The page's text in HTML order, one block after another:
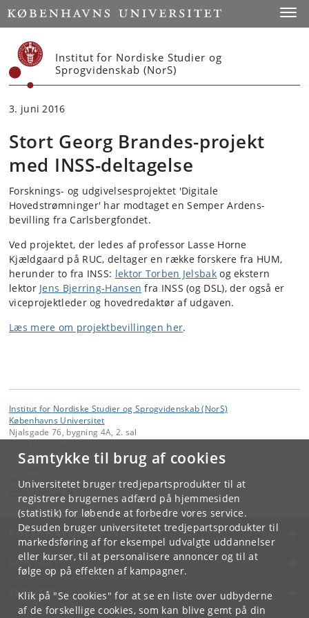
Samtykke til brug af cookies
Universitetet bruger tredjepartsprodukter til at
registrere brugernes adfærd på hjemmesiden
(statistik) for løbende at forbedre vores service.
Desuden bruger universitetet tredjepartsprodukter til
markedsføring af for eksempel udvalgte uddannelser
eller kurser, til at personalisere annoncer og til at
følge op på effekten af kampagner.
Klik på "Se cookies" for at se en liste over udbyderne
af de forskellige cookies, som kan blive gemt på din
Start
Institut for Nordiske Studier og
Sprogvidenskab (NorS)
3. juni 2016
Stort Georg Brandes-projekt
med INSS-deltagelse
Forsknings- og udgivelsesprojektet 'Digitale
Hovedstrømninger' har modtaget en Semper Ardens-
bevilling fra Carlsbergfondet.
Ved projektet, der ledes af professor Lasse Horne
Kjældgaard på RUC, deltager en række forskere fra HUM,
herunder to fra INSS: lektor Torben Jelsbakog ekstern
lektor Jens Bjerring-Hansen fra INSS (og DSL), der også er
viceprojektleder og hovedredaktør af udgaven.
Læs mere om projektbevillingen her.
Institut for Nordiske Studier og Sprogvidenskab (NorS)
Københavns Universitet
Njalsgade 76, bygning 4A, 2. sal
INSS
KØBENHAVNS UNIVERSITET
KONTAKT
SERVICES